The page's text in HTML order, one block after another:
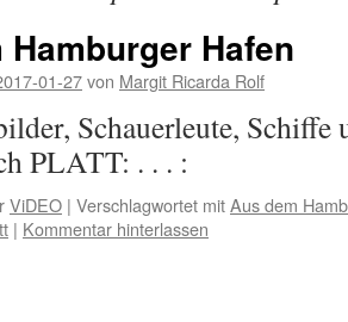
Hafen
01-27von Margit Ricarda Rolf
Schauerleute, Schiffe
PLATT: . . . :
ViDEO | Verschlagwortet mitAus dem
| Kommentar hinterlassen